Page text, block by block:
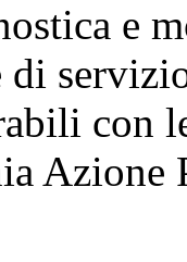
e
di
con
Azione